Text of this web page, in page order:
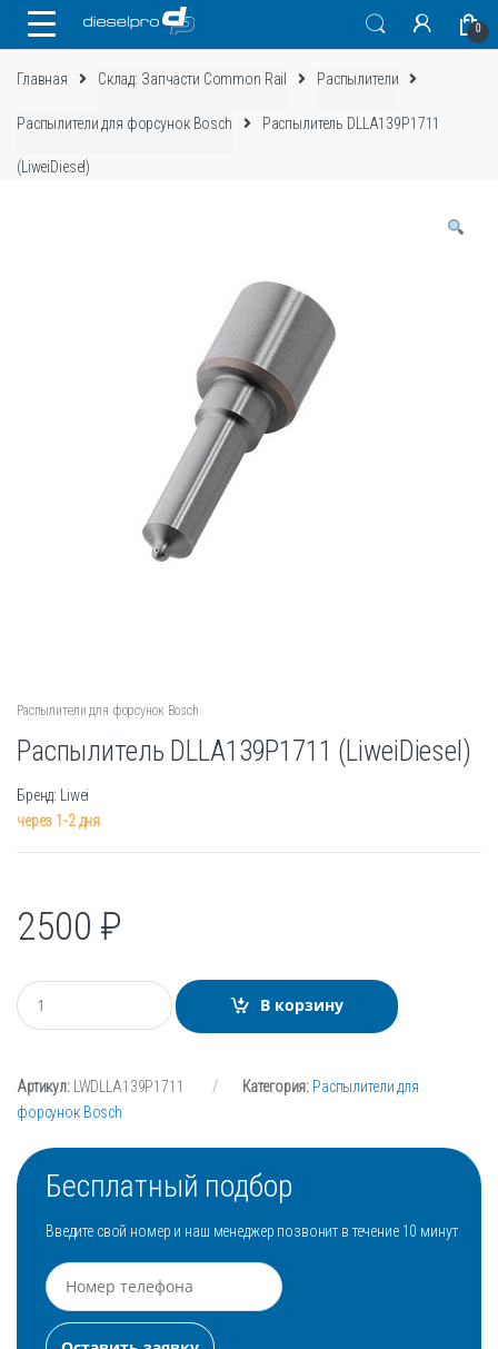
0
Главная Склад: Запчасти Common Rail Распылители
Распылители для форсунок Bosch Распылитель DLLA139P1711
(LiweiDiesel)
Распылители для форсунок Bosch
Распылитель DLLA139P1711 (LiweiDiesel)
Бренд: Liwei
через 1-2 дня
2500₽
К
о
е
с
о
В корзину
Артикул: LWDLLA139P1711 Категория: Распылители для
форсунок Bosch
Бесплатный подбор
Введите свой номер и наш менеджер позвонит в течение 10 минут